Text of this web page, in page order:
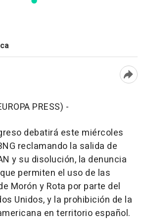
PRESS) -
debatirá este miércoles
reclamando la salida de
y su disolución, la denuncia
permiten el uso de las
Morón y Rota por parte del
Unidos, y la prohibición de la
en territorio español.